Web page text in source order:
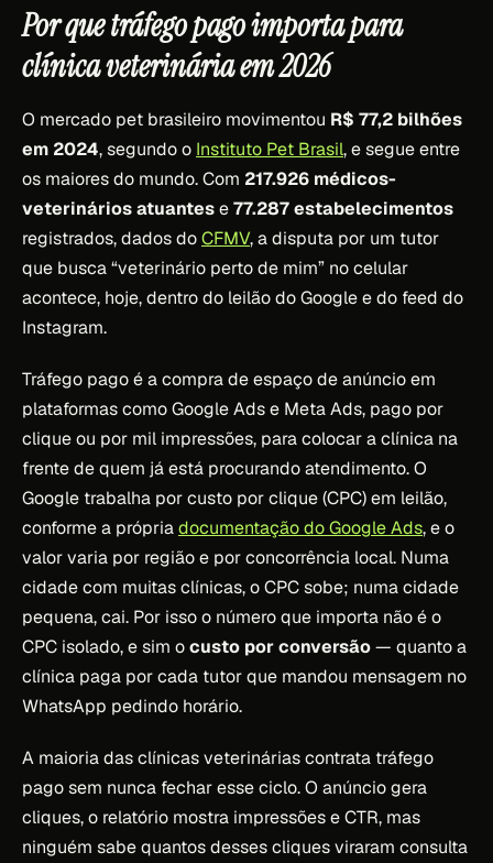
Por que tráfego pago importa para
clínica veterinária em 2026
O mercado pet brasileiro movimentou R$ 77,2 bilhões
em 2024, segundo o Instituto Pet Brasil, e segue entre
os maiores do mundo. Com 217.926 médicos-
veterinários atuantese77.287 estabelecimentos
registrados, dados doCFMV, a disputa por um tutor
que busca “veterinário perto de mim” no celular
acontece, hoje, dentro do leilão do Google e do feed do
Instagram.
Tráfego pago é a compra de espaço de anúncio em
plataformas como Google Ads e Meta Ads, pago por
clique ou por mil impressões, para colocar a clínica na
frente de quem já está procurando atendimento. O
Google trabalha por custo por clique (CPC) em leilão,
conforme a própriadocumentação do Google Ads, e o
valor varia por região e por concorrência local. Numa
cidade com muitas clínicas, o CPC sobe; numa cidade
pequena, cai. Por isso o número que importa não é o
CPC isolado, e sim ocusto por conversão— quanto a
clínica paga por cada tutor que mandou mensagem no
WhatsApp pedindo horário.
A maioria das clínicas veterinárias contrata tráfego
pago sem nunca fechar esse ciclo. O anúncio gera
cliques, o relatório mostra impressões e CTR, mas
ninguém sabe quantos desses cliques viraram consulta